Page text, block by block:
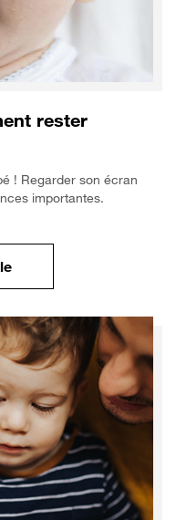
rester
! Regarder son écran
importantes.
Comprendre les